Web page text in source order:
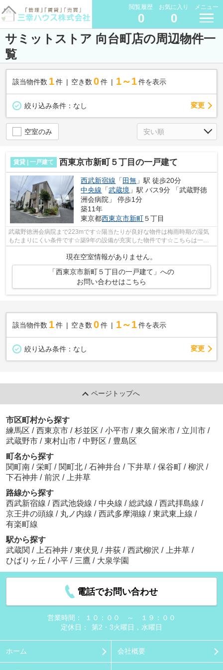
閲覧履歴
0
お気に入り
0
メニュー
サミットストア 向台町店の周辺物件一
覧
該当物件数 1件 空き数 0 件 1～1 件を表示
絞り込み条件： なし 変更
空室のみ
賃貸 | 一戸建て 西東京市新町５丁目の一戸建て
西武新宿線 「 田無 」駅 徒歩20分
中央線 「武蔵境 」駅 バス9分 「武蔵野徳
洲会病院」 停歩1分
築11年
東京都西東京市新町５丁目
武蔵野徳洲会病院まで223mです☆陽当たりが良好な物件は梅雨時期の湿気
もたまりにくい条件です☆築9年の設備が充実した物件です☆こちらは一戸
現在空室情報がありません。
「西東京市新町５丁目の一戸建て」への
お問い合わせはこちら
該当物件数 1件 空き数 0 件 1～1 件を表示
絞り込み条件： なし 変更
ページトップへ
市区町村から探す
練馬区 / 西東京市 / 杉並区 / 小平市 / 東久留米市 / 立川市 /
武蔵野市 / 東村山市 / 中野区 / 豊島区
町名から探す
関町南 / 栄町 / 関町北 / 石神井台 / 下井草 / 保谷町 / 柳沢 /
下石神井 / 前沢 /
上井草
路線から探す
西武新宿線 / 西武池袋線 / 中央線 / 総武線 / 西武拝島線 /
京王井の頭線 / 丸ノ内線 / 西武多摩湖線 / 東武東上線 /
有楽町線
駅から探す
武蔵関 / 上石神井 / 東伏見 / 井荻 / 西武柳沢 / 上井草 /
ひばりヶ丘 / 小平 / 三鷹 / 大泉学園
電話でお問い合わせ
営業時間：
１０：００ ～ １９：００
定休日：
第2・3火曜日，水曜日
ホーム 会社概要